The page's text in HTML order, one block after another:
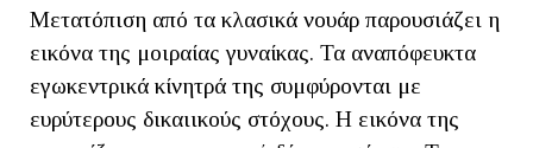
Μετατόπιση από τα κλασικά νουάρ παρουσιάζει η
εικόνα της μοιραίας γυναίκας. Τα αναπόφευκτα
εγωκεντρικά κίνητρά της συμφύρονται με
ευρύτερους δικαιικούς στόχους. Η εικόνα της